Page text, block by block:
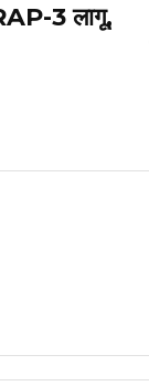
3 लागू,